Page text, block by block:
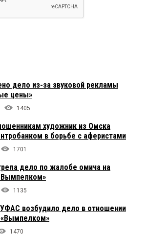
дело из-за звуковой рекламы
цены»
1405
художник из Омска
в борьбе с аферистами
1701
дело по жалобе омича на
1135
возбудило дело в отношении
1470